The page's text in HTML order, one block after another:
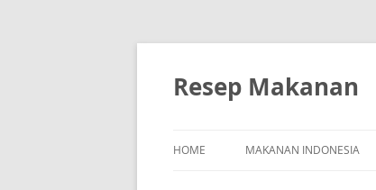
Skip
Resep Makanan
HOME MAKANAN INDONESIA